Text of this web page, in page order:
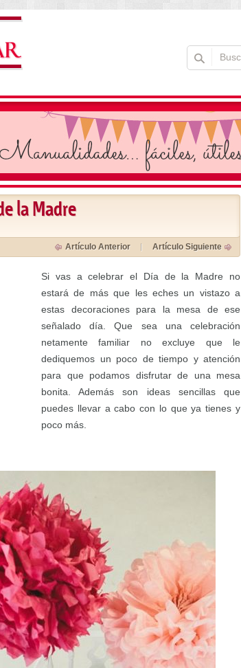
la Madre
Artículo Anterior Artículo Siguiente
Si vas a celebrar el Día de la Madre no
estará de más que les eches un vistazo a
estas decoraciones para la mesa de ese
señalado día. Que sea una celebración
netamente familiar no excluye que le
dediquemos un poco de tiempo y atención
para que podamos disfrutar de una mesa
bonita. Además son ideas sencillas que
puedes llevar a cabo con lo que ya tienes y
poco más.